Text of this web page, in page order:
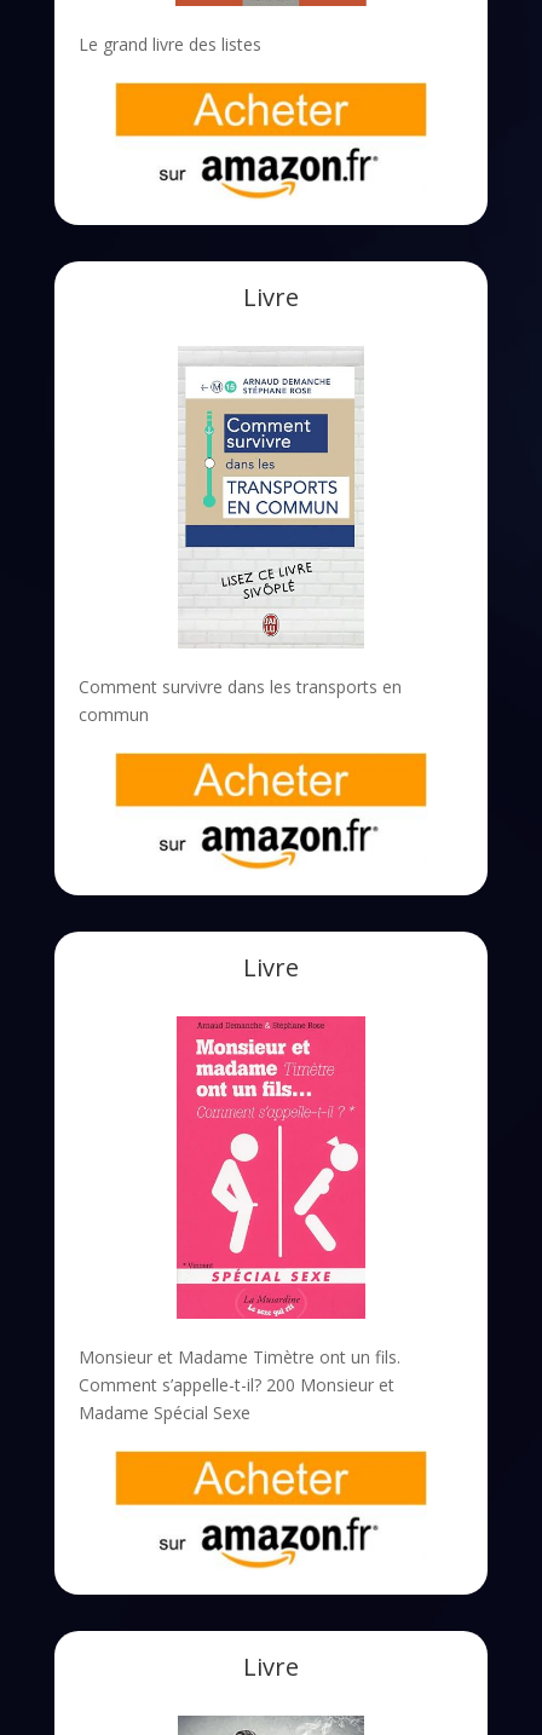
Le grand livre des listes
Livre
Comment survivre dans les transports en
commun
Livre
Monsieur et Madame Timètre ont un fils.
Comment s’appelle-t-il? 200 Monsieur et
Madame Spécial Sexe
Livre